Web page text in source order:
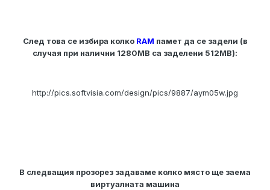
След това се избира колко RAM памет да се задели (в
случая при налични 1280MB са заделени 512MB):
http://pics.softvisia.com/design/pics/9887/aym05w.jpg
В следващия прозорез задаваме колко място ще заема
виртуалната машина